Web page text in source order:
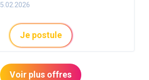
Je postule
Voir plus offres